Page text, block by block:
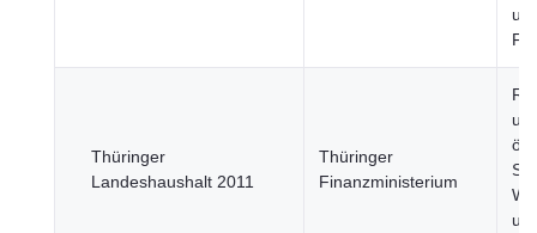
Thüringer
Landeshaushalt 2011
Thüringer
Finanzministerium